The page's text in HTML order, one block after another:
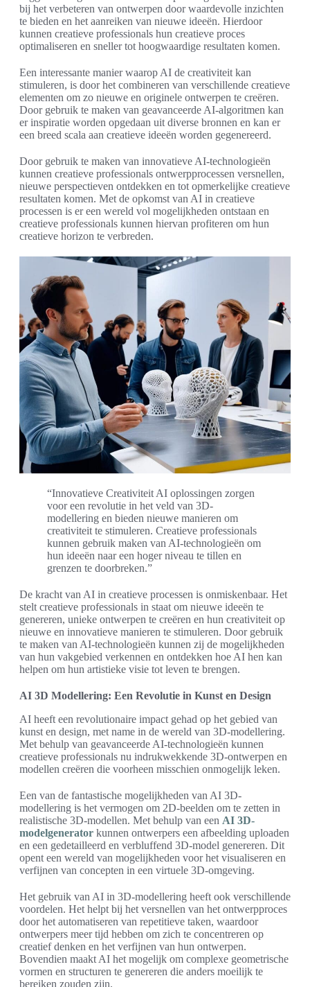
bij het verbeteren van ontwerpen door waardevolle inzichten
te bieden en het aanreiken van nieuwe ideeën. Hierdoor
kunnen creatieve professionals hun creatieve proces
optimaliseren en sneller tot hoogwaardige resultaten komen.
Een interessante manier waarop AI de creativiteit kan
stimuleren, is door het combineren van verschillende creatieve
elementen om zo nieuwe en originele ontwerpen te creëren.
Door gebruik te maken van geavanceerde AI-algoritmen kan
er inspiratie worden opgedaan uit diverse bronnen en kan er
een breed scala aan creatieve ideeën worden gegenereerd.
Door gebruik te maken van innovatieve AI-technologieën
kunnen creatieve professionals ontwerpprocessen versnellen,
nieuwe perspectieven ontdekken en tot opmerkelijke creatieve
resultaten komen. Met de opkomst van AI in creatieve
processen is er een wereld vol mogelijkheden ontstaan en
creatieve professionals kunnen hiervan profiteren om hun
creatieve horizon te verbreden.
“Innovatieve Creativiteit AI oplossingen zorgen
voor een revolutie in het veld van 3D-
modellering en bieden nieuwe manieren om
creativiteit te stimuleren. Creatieve professionals
kunnen gebruik maken van AI-technologieën om
hun ideeën naar een hoger niveau te tillen en
grenzen te doorbreken.”
De kracht van AI in creatieve processen is onmiskenbaar. Het
stelt creatieve professionals in staat om nieuwe ideeën te
genereren, unieke ontwerpen te creëren en hun creativiteit op
nieuwe en innovatieve manieren te stimuleren. Door gebruik
te maken van AI-technologieën kunnen zij de mogelijkheden
van hun vakgebied verkennen en ontdekken hoe AI hen kan
helpen om hun artistieke visie tot leven te brengen.
AI 3D Modellering: Een Revolutie in Kunst en Design
AI heeft een revolutionaire impact gehad op het gebied van
kunst en design, met name in de wereld van 3D-modellering.
Met behulp van geavanceerde AI-technologieën kunnen
creatieve professionals nu indrukwekkende 3D-ontwerpen en
modellen creëren die voorheen misschien onmogelijk leken.
Een van de fantastische mogelijkheden van AI 3D-
modellering is het vermogen om 2D-beelden om te zetten in
realistische 3D-modellen. Met behulp van een AI 3D-
modelgenerator kunnen ontwerpers een afbeelding uploaden
en een gedetailleerd en verbluffend 3D-model genereren. Dit
opent een wereld van mogelijkheden voor het visualiseren en
verfijnen van concepten in een virtuele 3D-omgeving.
Het gebruik van AI in 3D-modellering heeft ook verschillende
voordelen. Het helpt bij het versnellen van het ontwerpproces
door het automatiseren van repetitieve taken, waardoor
ontwerpers meer tijd hebben om zich te concentreren op
creatief denken en het verfijnen van hun ontwerpen.
Bovendien maakt AI het mogelijk om complexe geometrische
vormen en structuren te genereren die anders moeilijk te
bereiken zouden zijn.